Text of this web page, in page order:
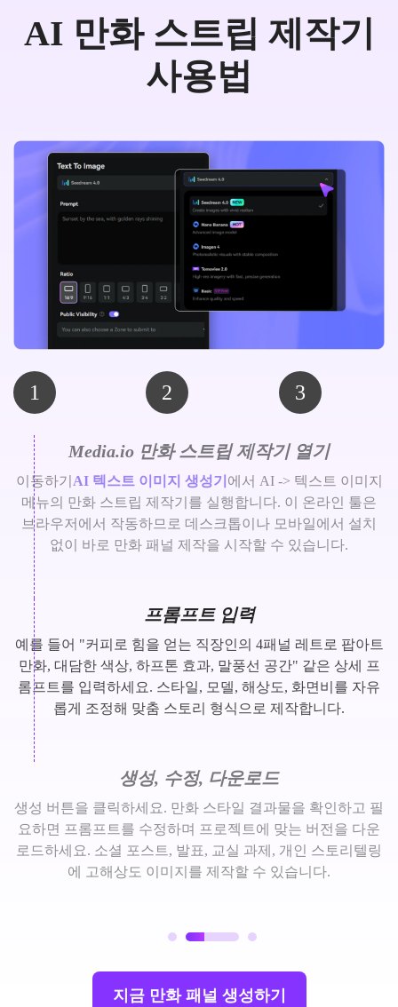
AI 만화 스트립 제작기
사용법
1 2 3
Media.io 만화 스트립 제작기 열기
이동하기 AI 텍스트 이미지 생성기 에서 AI -> 텍스트 이미지
메뉴의 만화 스트립 제작기를 실행합니다. 이 온라인 툴은
브라우저에서 작동하므로 데스크톱이나 모바일에서 설치
없이 바로 만화 패널 제작을 시작할 수 있습니다.
프롬프트 입력
예를 들어 "커피로 힘을 얻는 직장인의 4패널 레트로 팝아트
만화, 대담한 색상, 하프톤 효과, 말풍선 공간" 같은 상세 프
롬프트를 입력하세요. 스타일, 모델, 해상도, 화면비를 자유
롭게 조정해 맞춤 스토리 형식으로 제작합니다.
생성, 수정, 다운로드
생성 버튼을 클릭하세요. 만화 스타일 결과물을 확인하고 필
요하면 프롬프트를 수정하며 프로젝트에 맞는 버전을 다운
로드하세요. 소셜 포스트, 발표, 교실 과제, 개인 스토리텔링
에 고해상도 이미지를 제작할 수 있습니다.
지금 만화 패널 생성하기